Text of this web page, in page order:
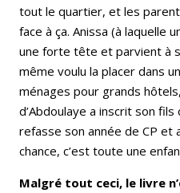
tout le quartier, et les
face à ça. Anissa (à laquelle
une forte tête et parvient à
même voulu la placer dans
ménages pour grands
d’Abdoulaye a inscrit son fils
refasse son année de CP et
chance, c’est toute une
Malgré tout ceci, le livre